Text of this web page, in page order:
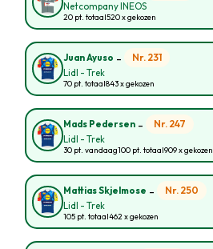
Netcompany INEOS
20 pt. totaal520 x gekozen
Juan Ayuso - Nr. 231
Lidl - Trek
70 pt. totaal843 x gekozen
Mads Pedersen - Nr. 247
Lidl - Trek
30 pt. vandaag100 pt. totaal909 x gekozen
Mattias Skjelmose - Nr. 250
Lidl - Trek
105 pt. totaal462 x gekozen